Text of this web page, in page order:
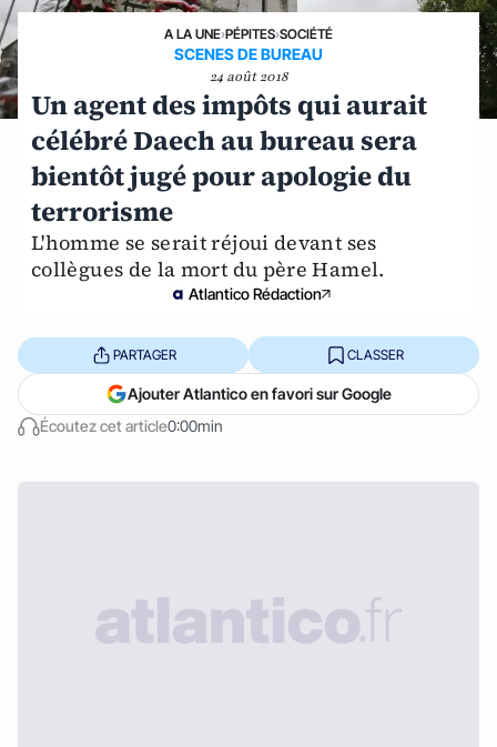
A LA UNE›PÉPITES›SOCIÉTÉ
SCENES DE BUREAU
24 août 2018
Un agent des impôts qui aurait
célébré Daech au bureau sera
bientôt jugé pour apologie du
terrorisme
L'homme se serait réjoui devant ses
collègues de la mort du père Hamel.
Atlantico Rédaction
Écoutez cet article0:00min
PARTAGER CLASSER
Ajouter Atlantico en favori sur Google